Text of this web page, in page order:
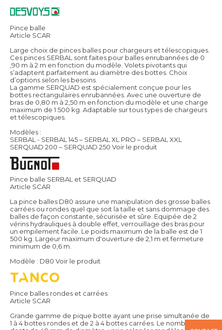
Pince balle
Article SCAR
Large choix de pinces balles pour chargeurs et télescopiques.
Ces pinces SERBAL sont faites pour balles enrubannées de 0
,90 m à 2 m en fonction du modèle. Volets pivotants qui
s’adaptent parfaitement au diamètre des bottes. Choix
d’options selon les besoins.
La gamme SERQUAD est spécialement conçue pour les
bottes rectangulaires enrubannées. Avec une ouverture de
bras de 0,80 m à 2,50 m en fonction du modèle et une charge
maximum de 1 500 kg. Adaptable sur tous types de chargeurs
et télescopiques.
Modèles :
SERBAL - SERBAL 145 – SERBAL XL PRO – SERBAL XXL
SERQUAD 200 – SERQUAD 250 Voir le produit
Pince balle SERBAL et SERQUAD
Article SCAR
La pince balles D80 assure une manipulation des grosse balles
carrées ou rondes quel que soit la taille et sans dommage des
balles de façon constante, sécurisée et sûre. Equipée de 2
vérins hydrauliques à double effet, verrouillage des bras pour
un empilement facile. Le poids maximum de la balle est de 1
500 kg. Largeur maximum d'ouverture de 2,1 m et fermeture
minimum de 0,6 m.
Modèle : D80 Voir le produit
Pince balles rondes et carrées
Article SCAR
Grande gamme de pique botte ayant une prise simultanée de
1 à 4 bottes rondes et de 2 à 4 bottes carrées. Le nombre de